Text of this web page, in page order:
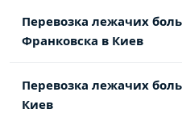
Перевозка лежачих
Франковска в Киев
Перевозка лежачих
Киев